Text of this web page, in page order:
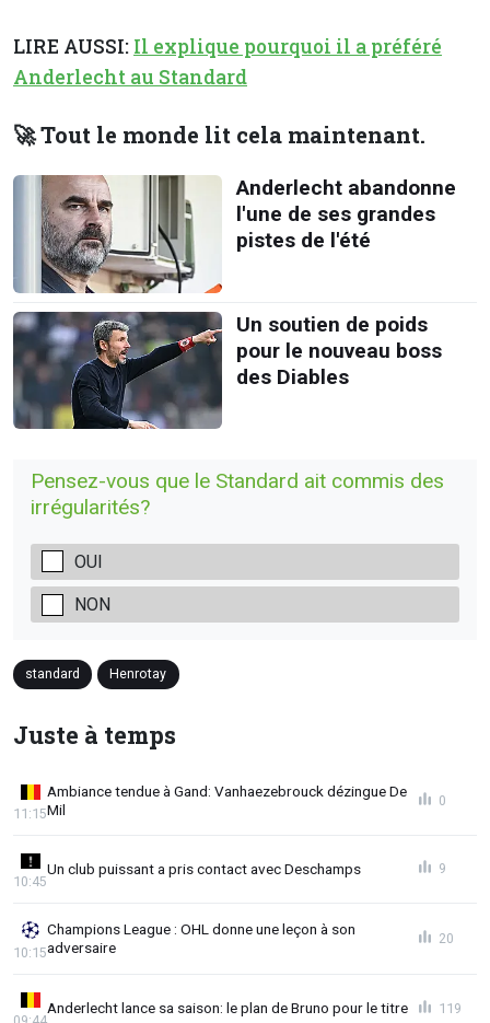
LIRE AUSSI: Il explique pourquoi il a préféré
Anderlecht au Standard
🚀 Tout le monde lit cela maintenant.
Anderlecht abandonne
l'une de ses grandes
pistes de l'été
Un soutien de poids
pour le nouveau boss
des Diables
Pensez-vous que le Standard ait commis des
irrégularités?
OUI
NON
standard Henrotay
Juste à temps
Ambiance tendue à Gand: Vanhaezebrouck dézingue De
Mil
11:15
0
Un club puissant a pris contact avec Deschamps
10:45
9
Champions League : OHL donne une leçon à son
adversaire
10:15
20
Anderlecht lance sa saison: le plan de Bruno pour le titre 119